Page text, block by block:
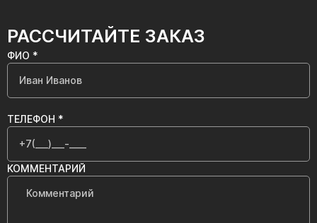
РАССЧИТАЙТЕ ЗАКАЗ
ФИО *
ТЕЛЕФОН *
КОММЕНТАРИЙ